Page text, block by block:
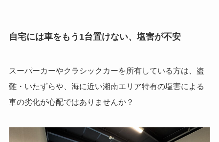
自宅には車をもう1台置けない、塩害が不安
スーパーカーやクラシックカーを所有している方は、盗
難・いたずらや、海に近い湘南エリア特有の塩害による
車の劣化が心配ではありませんか？